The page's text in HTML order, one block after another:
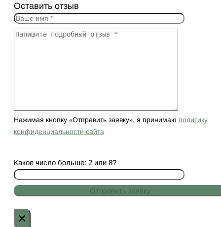
Оставить отзыв
Нажимая кнопку «Отправить заявку», я принимаю политику
конфиденциальности сайта
Какое число больше: 2 или 8?
×